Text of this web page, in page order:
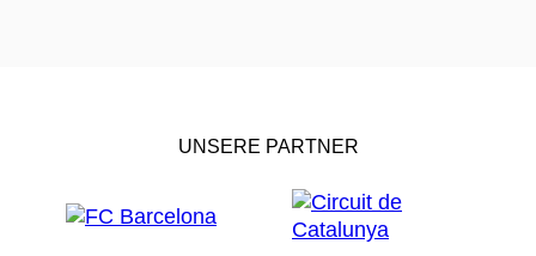
UNSERE PARTNER